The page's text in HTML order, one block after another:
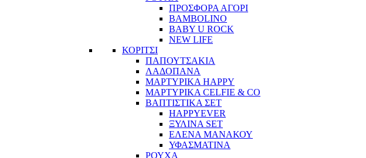
ΠΡΟΣΦΟΡΑ ΑΓΟΡΙ
BAMBOLINO
BABY U ROCK
NEW LIFE
ΚΟΡΙΤΣΙ
ΠΑΠΟΥΤΣΑΚΙΑ
ΛΑΔΟΠΑΝΑ
ΜΑΡΤΥΡΙΚΑ HAPPY
ΜΑΡΤΥΡΙΚΑ CELFIE & CO
ΒΑΠΤΙΣΤΙΚΑ ΣΕΤ
HAPPYEVER
ΞΥΛΙΝΑ SET
ΕΛΕΝΑ ΜΑΝΑΚΟΥ
ΥΦΑΣΜΑΤΙΝΑ
ΡΟΥΧΑ